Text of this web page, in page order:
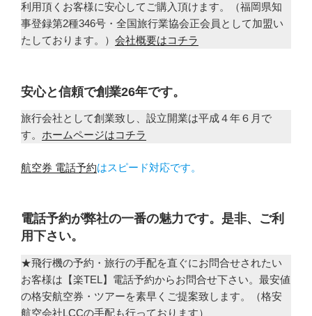
利用頂くお客様に安心してご購入頂けます。（福岡県知
事登録第2種346号・全国旅行業協会正会員として加盟い
たしております。） 会社概要はコチラ
安心と信頼で創業26年です。
旅行会社として創業致し、設立開業は平成４年６月で
す。 ホームページはコチラ
航空券 電話予約はスピード対応です。
電話予約が弊社の一番の魅力です。是非、ご利
用下さい。
★飛行機の予約・旅行の手配を直ぐにお問合せされたい
お客様は【楽TEL】電話予約からお問合せ下さい。最安値
の格安航空券・ツアーを素早くご提案致します。（格安
航空会社LCCの手配も行っております）